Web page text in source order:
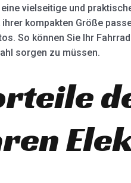
vielseitige und
kompakten Größe
So können Sie Ihr
sorgen zu müssen.